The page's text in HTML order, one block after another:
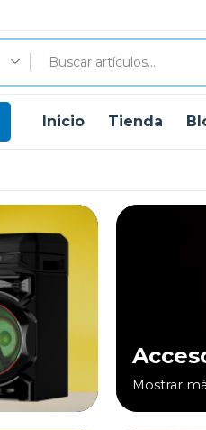
Inicio Tienda
Mostrar